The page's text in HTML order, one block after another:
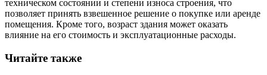
техническом состоянии и степени износа строения, что
позволяет принять взвешенное решение о покупке или аренде
помещения. Кроме того, возраст здания может оказать
влияние на его стоимость и эксплуатационные расходы.
Читайте также